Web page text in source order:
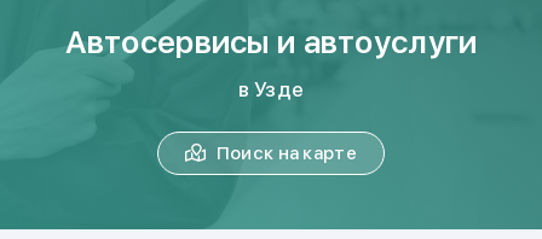
Автосервисы и автоуслуги
в Узде
Поиск на карте